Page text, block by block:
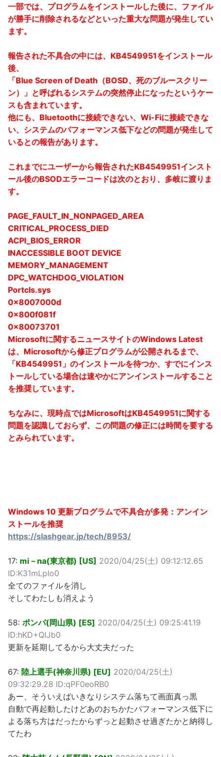
一部では、プログラムをインストールした後に、ファイル
が勝手に削除されるなどといった重大な問題が発生してい
ます。
報告された不具合の中には、KB4549951をインストール
後、
「Blue Screen of Death（BOSD、死のブルースクリー
ン）」と呼ばれるシステムの突然停止になったというケー
スも含まれています。
他にも、Bluetoothに接続できない、Wi-Fiに接続できな
い、システムのパフォーマンス低下などの問題が発生して
いるとの報告があります。
これまでにユーザーから報告されたKB4549951インスト
ール後のBSODエラーコードは次のとおり、多岐に渡りま
す。
PAGE_FAULT_IN_NONPAGED_AREA
CRITICAL_PROCESS_DIED
ACPI_BIOS_ERROR
INACCESSIBLE BOOT DEVICE
MEMORY_MANAGEMENT
DPC_WATCHDOG_VIOLATION
Portcls.sys
0x8007000d
0x800f081f
0x80073701
Microsoftに関するニュースサイトのWindows Latest
は、Microsoftから修正プログラムが公開されるまで、
「KB4549951」のインストールを待つか、すでにインス
トールしている場合は速やかにアンインストールすること
を推奨しています。
ちなみに、現時点ではMicrosoftはKB4549951に関する
問題を認識しておらず、この問題の修正には時間を要する
とみられています。
Windows 10 更新プログラムで不具合が多発：アンイン
ストールを推奨
https://slashgear.jp/tech/8953/
17: mi－na(東京都) [US] 2020/04/25(土) 09:12:12.65
ID:K31mLpIo0
全てのファイルを消し
そしてわたしも消えよう
58: ポンパ(岡山県) [ES] 2020/04/25(土) 09:25:41.19
ID:hKD+QIJb0
更新を延期してるから大丈夫だった
67: 陸上選手(神奈川県) [EU] 2020/04/25(土)
09:32:29.28 ID:qPF0eoRB0
あー、そういえばいきなりシステム落ちて画面真っ黒
自動で再起動したけどあのおちかたパフォーマンス低下に
よる落ち方はだったからずっと起動させ過ぎたかと納得し
てたわ